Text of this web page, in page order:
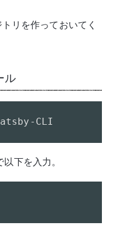
リを作っておいてく
ル
CLI
下を入力。